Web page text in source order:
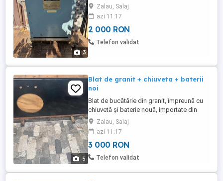
3
încă vizibilă. Racire naturala bobinaj
aluminiu emailat 45 KVA 3 Fazee 480-208y
120v 223-3194 T460 60 HZ Clasa AA
Cantareste aproximativ 182 kg (400 lbs)
Zalau, Salaj
azi 11:17
2 000 RON
Telefon validat
5
Blat de granit + chiuveta + baterii
noi
Blat de bucătărie din granit, împreună cu
chiuvetă și baterie nouă, importate din
SUA. In stare excelenta, fara defecte.
Zalau, Salaj
azi 11:17
3 000 RON
Telefon validat